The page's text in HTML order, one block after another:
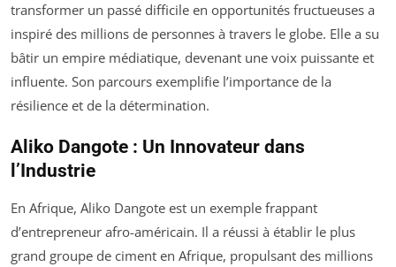
transformer un passé difficile en opportunités fructueuses a
inspiré des millions de personnes à travers le globe. Elle a su
bâtir un empire médiatique, devenant une voix puissante et
influente. Son parcours exemplifie l’importance de la
résilience et de la détermination.
Aliko Dangote : Un Innovateur dans
l’Industrie
En Afrique, Aliko Dangote est un exemple frappant
d’entrepreneur afro-américain. Il a réussi à établir le plus
grand groupe de ciment en Afrique, propulsant des millions